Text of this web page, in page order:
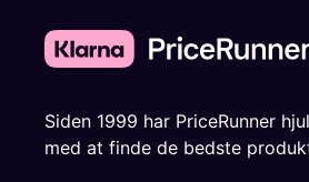
Siden 1999 har PriceRunner
med at finde de bedste